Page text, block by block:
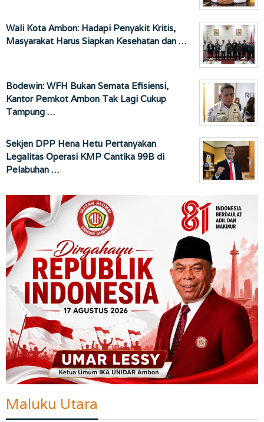
Wali Kota Ambon: Hadapi Penyakit Kritis,
Masyarakat Harus Siapkan Kesehatan dan …
Bodewin: WFH Bukan Semata Efisiensi,
Kantor Pemkot Ambon Tak Lagi Cukup
Tampung …
Sekjen DPP Hena Hetu Pertanyakan
Legalitas Operasi KMP Cantika 99B di
Pelabuhan …
Maluku Utara